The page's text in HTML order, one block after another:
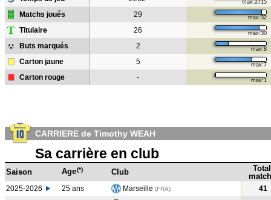
max:2715
Matchs joués 29 max:32
T Titulaire 26 max:30
Buts marqués 2 max:8
Carton jaune 5 max:7
Carton rouge - max:1
CARRIERE de Timothy WEAH
Sa carrière en club
Saison Age(*) Club
Total
2025-2026 25 ans Marseille (FRA)
41